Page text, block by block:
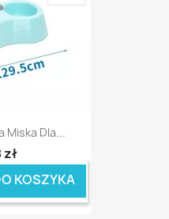
Dla...
zł
KOSZYKA